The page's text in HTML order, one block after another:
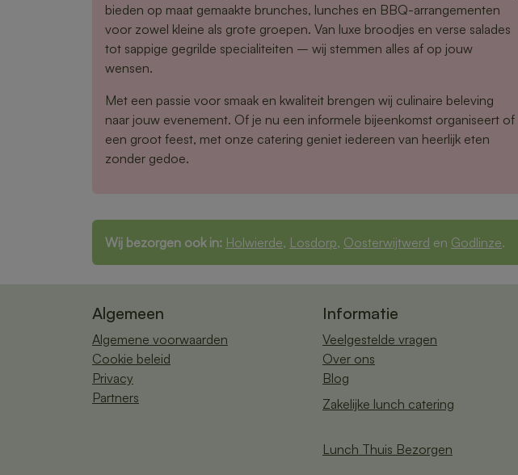
bieden op maat gemaakte brunches, lunches en BBQ-arrangementen
voor zowel kleine als grote groepen. Van luxe broodjes en verse salades
tot sappige gegrilde specialiteiten – wij stemmen alles af op jouw
wensen.
Met een passie voor smaak en kwaliteit brengen wij culinaire beleving
naar jouw evenement. Of je nu een informele bijeenkomst organiseert of
een groot feest, met onze catering geniet iedereen van heerlijk eten
zonder gedoe.
Wij bezorgen ook in: Holwierde, Losdorp, Oosterwijtwerd en Godlinze.
Algemeen
Algemene voorwaarden
Cookie beleid
Privacy
Partners
Informatie
Veelgestelde vragen
Over ons
Blog
Zakelijke lunch catering
Lunch Thuis Bezorgen